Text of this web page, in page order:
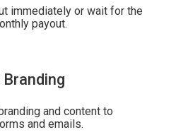
immediately or wait for the
payout.
and content to
and emails.